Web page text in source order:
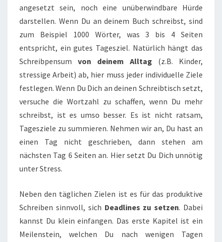
angesetzt sein, noch eine unüberwindbare Hürde
darstellen. Wenn Du an deinem Buch schreibst, sind
zum Beispiel 1000 Wörter, was 3 bis 4 Seiten
entspricht, ein gutes Tagesziel. Natürlich hängt das
Schreibpensum von deinem Alltag (z.B. Kinder,
stressige Arbeit) ab, hier muss jeder individuelle Ziele
festlegen. Wenn Du Dich an deinen Schreibtisch setzt,
versuche die Wortzahl zu schaffen, wenn Du mehr
schreibst, ist es umso besser. Es ist nicht ratsam,
Tagesziele zu summieren. Nehmen wir an, Du hast an
einen Tag nicht geschrieben, dann stehen am
nächsten Tag 6 Seiten an. Hier setzt Du Dich unnötig
unter Stress.
Neben den täglichen Zielen ist es für das produktive
Schreiben sinnvoll, sich Deadlines zu setzen. Dabei
kannst Du klein einfangen. Das erste Kapitel ist ein
Meilenstein, welchen Du nach wenigen Tagen